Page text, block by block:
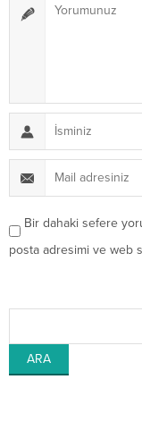
Bir dahaki sefere
posta adresimi ve web